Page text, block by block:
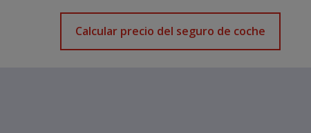
Calcular precio del seguro de coche